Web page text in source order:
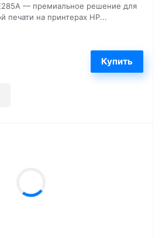
— премиальное решение для
печати на принтерах HP...